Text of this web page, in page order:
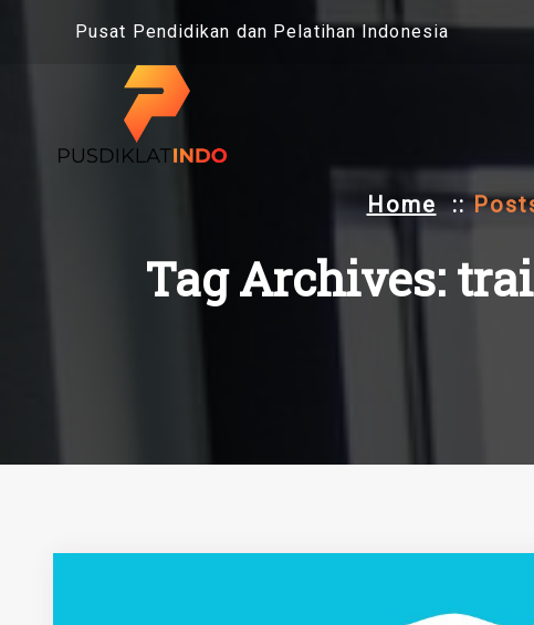
Pusat Pendidikan dan Pelatihan Indonesia
Home::
Tag Archives: